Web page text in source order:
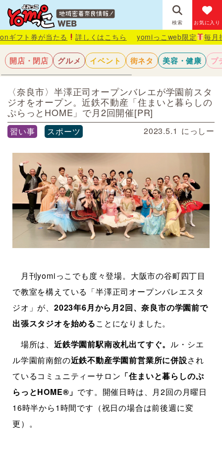
検索 お気に入り
たる 詳しくはこちら yomiっこweb限定 毎月抽選で1名様
開店・閉店 グルメ イベント 街ネタ 美容・健康 プ
〈奈良市〉半澤正司オープンバレエが学園前スタ
ジオをオープン。近鉄不動産「住まいと暮らしの
ぷらっとHOME」で月2回開催[PR]
習い事 スポーツ 2023.5.1 にっしー
月刊yomiっこでも度々登場。大阪市の谷町四丁目
で教室を構えている「半澤正司オープンバレエスタ
ジオ」が、 2023年6月から月2回、奈良市の学園前で
出張スタジオを始めることになりました。
場所は、 近鉄学園前駅南改札出てすぐ。 ル・シエ
ル学園前南館の近鉄不動産学園前営業所に併設され
ているコミュニティーサロン 「住まいと暮らしのぷ
らっとHOME®」 です。開催日時は、月2回の月曜日
16時半から1時間です（祝日の場合は前後週に変
更）。